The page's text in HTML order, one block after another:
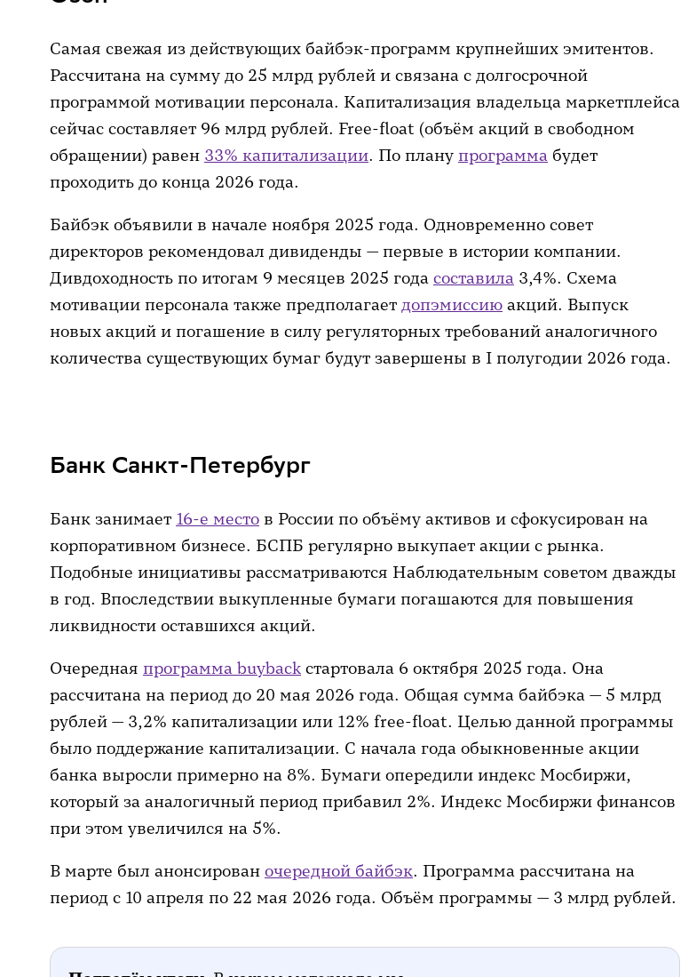
Самая свежая из действующих байбэк-программ крупнейших эмитентов.
Рассчитана на сумму до 25 млрд рублей и связана с долгосрочной
программой мотивации персонала. Капитализация владельца маркетплейса
сейчас составляет 96 млрд рублей. Free-float (объём акций в свободном
обращении) равен 33% капитализации. По плану программа будет
проходить до конца 2026 года.
Байбэк объявили в начале ноября 2025 года. Одновременно совет
директоров рекомендовал дивиденды — первые в истории компании.
Дивдоходность по итогам 9 месяцев 2025 года составила 3,4%. Схема
мотивации персонала также предполагает допэмиссию акций. Выпуск
новых акций и погашение в силу регуляторных требований аналогичного
количества существующих бумаг будут завершены в I полугодии 2026 года.
Банк Санкт-Петербург
Банк занимает 16-е место в России по объёму активов и сфокусирован на
корпоративном бизнесе. БСПБ регулярно выкупает акции с рынка.
Подобные инициативы рассматриваются Наблюдательным советом дважды
в год. Впоследствии выкупленные бумаги погашаются для повышения
ликвидности оставшихся акций.
Очередная программа buyback стартовала 6 октября 2025 года. Она
рассчитана на период до 20 мая 2026 года. Общая сумма байбэка — 5 млрд
рублей — 3,2% капитализации или 12% free-float. Целью данной программы
было поддержание капитализации. С начала года обыкновенные акции
банка выросли примерно на 8%. Бумаги опередили индекс Мосбиржи,
который за аналогичный период прибавил 2%. Индекс Мосбиржи финансов
при этом увеличился на 5%.
В марте был анонсирован очередной байбэк. Программа рассчитана на
период с 10 апреля по 22 мая 2026 года. Объём программы — 3 млрд рублей.